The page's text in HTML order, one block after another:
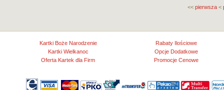
<< pierwsza<
Kartki Boże Narodzenie
Rabaty Ilościowe
Kartki Wielkanoc
Opcje Dodatkowe
Oferta Kartek dla Firm
Promocje Cenowe